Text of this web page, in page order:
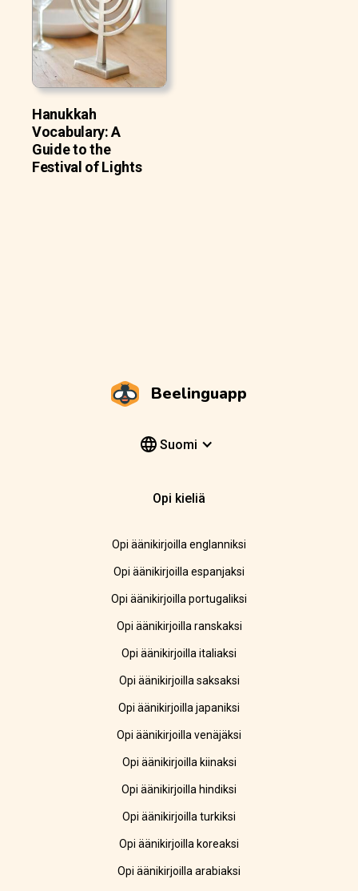
Hanukkah
Vocabulary: A
Guide to the
Festival of Lights
Beelinguapp
Suomi
Opi kieliä
Opi äänikirjoilla englanniksi
Opi äänikirjoilla espanjaksi
Opi äänikirjoilla portugaliksi
Opi äänikirjoilla ranskaksi
Opi äänikirjoilla italiaksi
Opi äänikirjoilla saksaksi
Opi äänikirjoilla japaniksi
Opi äänikirjoilla venäjäksi
Opi äänikirjoilla kiinaksi
Opi äänikirjoilla hindiksi
Opi äänikirjoilla turkiksi
Opi äänikirjoilla koreaksi
Opi äänikirjoilla arabiaksi